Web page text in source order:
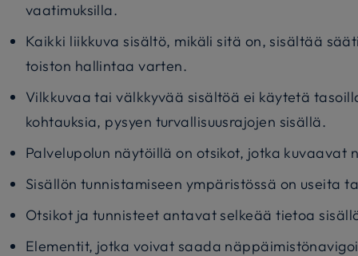
vaatimuksilla.
Kaikki liikkuva sisältö, mikäli sitä on, sisältää
toiston hallintaa varten.
Vilkkuvaa tai välkkyvää sisältöä ei käytetä
kohtauksia, pysyen turvallisuusrajojen sisällä.
Palvelupolun näytöillä on otsikot, jotka
Sisällön tunnistamiseen ympäristössä on useita
Otsikot ja tunnisteet antavat selkeää tietoa
Elementit, jotka voivat saada